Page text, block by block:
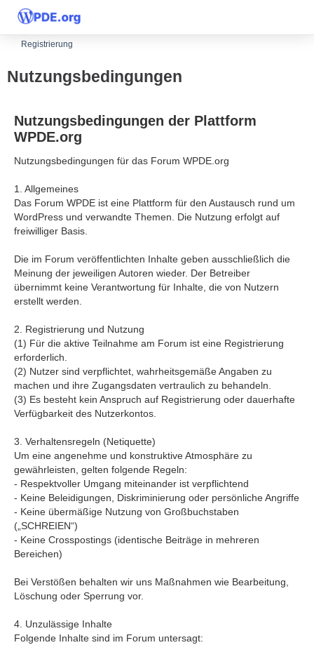
Registrierung
Nutzungsbedingungen
Nutzungsbedingungen der Plattform
WPDE.org
Nutzungsbedingungen für das Forum WPDE.org
1. Allgemeines
Das Forum WPDE ist eine Plattform für den Austausch rund um
WordPress und verwandte Themen. Die Nutzung erfolgt auf
freiwilliger Basis.
Die im Forum veröffentlichten Inhalte geben ausschließlich die
Meinung der jeweiligen Autoren wieder. Der Betreiber
übernimmt keine Verantwortung für Inhalte, die von Nutzern
erstellt werden.
2. Registrierung und Nutzung
(1) Für die aktive Teilnahme am Forum ist eine Registrierung
erforderlich.
(2) Nutzer sind verpflichtet, wahrheitsgemäße Angaben zu
machen und ihre Zugangsdaten vertraulich zu behandeln.
(3) Es besteht kein Anspruch auf Registrierung oder dauerhafte
Verfügbarkeit des Nutzerkontos.
3. Verhaltensregeln (Netiquette)
Um eine angenehme und konstruktive Atmosphäre zu
gewährleisten, gelten folgende Regeln:
- Respektvoller Umgang miteinander ist verpflichtend
- Keine Beleidigungen, Diskriminierung oder persönliche Angriffe
- Keine übermäßige Nutzung von Großbuchstaben
(„SCHREIEN“)
- Keine Crosspostings (identische Beiträge in mehreren
Bereichen)
Bei Verstößen behalten wir uns Maßnahmen wie Bearbeitung,
Löschung oder Sperrung vor.
4. Unzulässige Inhalte
Folgende Inhalte sind im Forum untersagt: